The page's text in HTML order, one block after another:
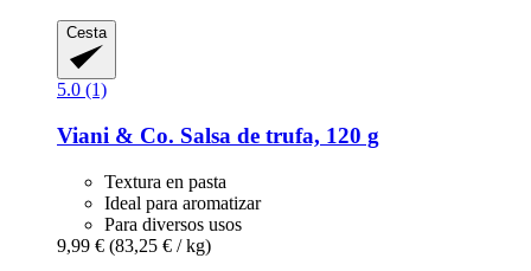
Cesta
5.0 (1)
Viani & Co. Salsa de trufa, 120 g
Textura en pasta
Ideal para aromatizar
Para diversos usos
9,99 € (83,25 € / kg)